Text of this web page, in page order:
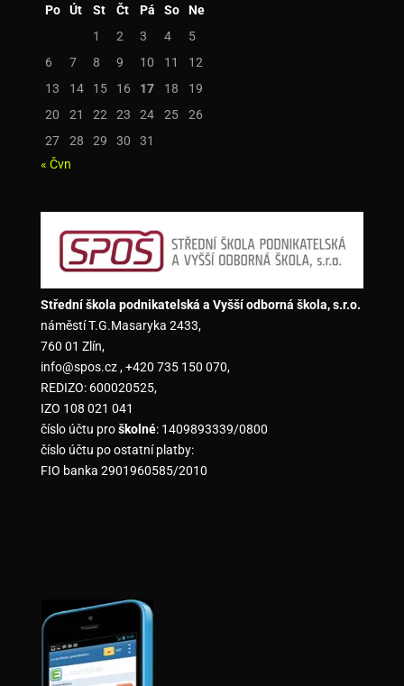
Po Út St Čt Pá So
Ne
1
2 3 4
5
6
7 8 9 10 11
12
13
14 15 16 17 18
19
20
21 22 23 24 25
26
27
28 29 30
31
« Čvn
Střední škola podnikatelská a Vyšší odborná škola, s.r.o.
náměstí T.G.Masaryka 2433,
760 01 Zlín,
info@spos.cz , +420 735 150 070,
REDIZO: 600020525,
IZO 108 021 041
číslo účtu proškolné: 1409893339/0800
číslo účtu po ostatní platby:
FIO banka 2901960585/2010